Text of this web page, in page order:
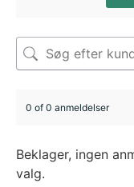
0 of 0 anmeldelser
Beklager, ingen
valg.